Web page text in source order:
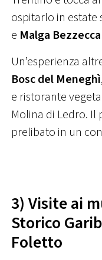
ospitarlo in estate
e Malga Bezzecca
Un’esperienza
Bosc del Meneghì
e ristorante
Molina di Ledro.
prelibato in un
3) Visite ai
Storico
Foletto